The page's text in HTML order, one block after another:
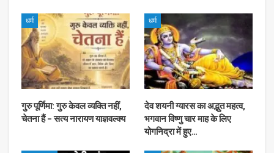
धर्म
गुरु पूर्णिमा: गुरु केवल व्यक्ति नहीं,
चेतना हैं – सत्य नारायण याज्ञवल्क्य
धर्म
देव शयनी ग्यारस का अद्भुत महत्व,
भगवान विष्णु चार माह के लिए
योगनिद्रा में हुए…